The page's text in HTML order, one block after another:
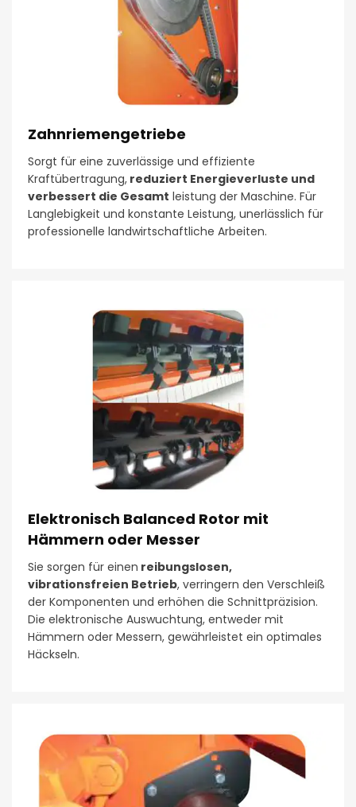
Zahnriemengetriebe
Sorgt für eine zuverlässige und effiziente
Kraftübertragung, reduziert Energieverluste und
verbessert die Gesamt leistung der Maschine. Für
Langlebigkeit und konstante Leistung, unerlässlich für
professionelle landwirtschaftliche Arbeiten.
Elektronisch Balanced Rotor mit
Hämmern oder Messer
Sie sorgen für einen reibungslosen,
vibrationsfreien Betrieb, verringern den Verschleiß
der Komponenten und erhöhen die Schnittpräzision.
Die elektronische Auswuchtung, entweder mit
Hämmern oder Messern, gewährleistet ein optimales
Häckseln.